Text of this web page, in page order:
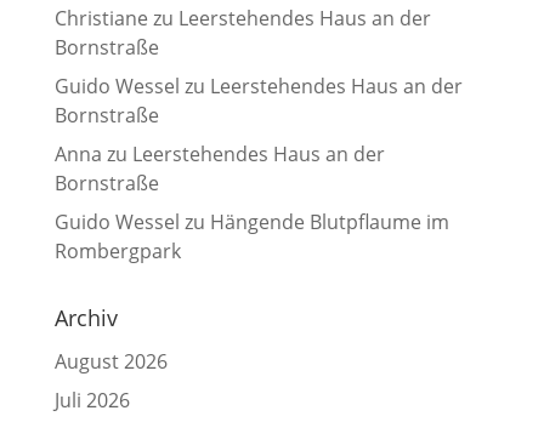
Christiane zu Leerstehendes Haus an der
Bornstraße
Guido Wessel zu Leerstehendes Haus an der
Bornstraße
Anna zu Leerstehendes Haus an der
Bornstraße
Guido Wessel zu Hängende Blutpflaume im
Rombergpark
Archiv
August 2026
Juli 2026